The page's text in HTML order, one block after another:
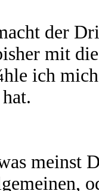
der
mit
ich mich
meinst